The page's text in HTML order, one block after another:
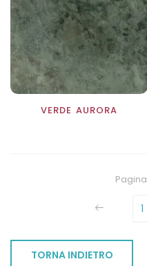
VERDE AURORA
Pagina
1
TORNA INDIETRO